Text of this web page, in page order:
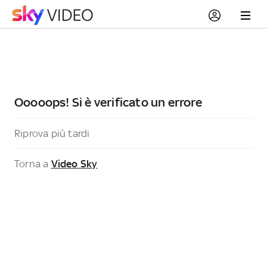
Ooooops! Si è verificato un errore
Riprova più tardi
Torna a Video Sky